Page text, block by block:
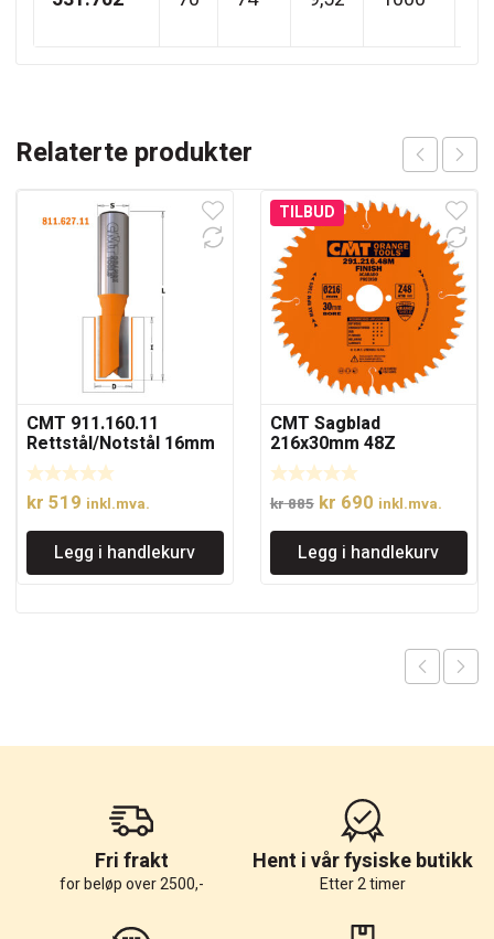
Relaterte produkter
CMT 911.160.11
Rettstål/Notstål 16mm
– kort serie
kr 519 inkl.mva.
Legg i handlekurv
TILBUD
CMT Sagblad
216x30mm 48Z
kr885 Opprinnelig
pris
var:
kr 885.
kr 690Nåværende
pris
er:
kr 690.
inkl.mva.
Legg i handlekurv
Fri frakt
for beløp over 2500,-
Hent i vår fysiske butikk
Etter 2 timer